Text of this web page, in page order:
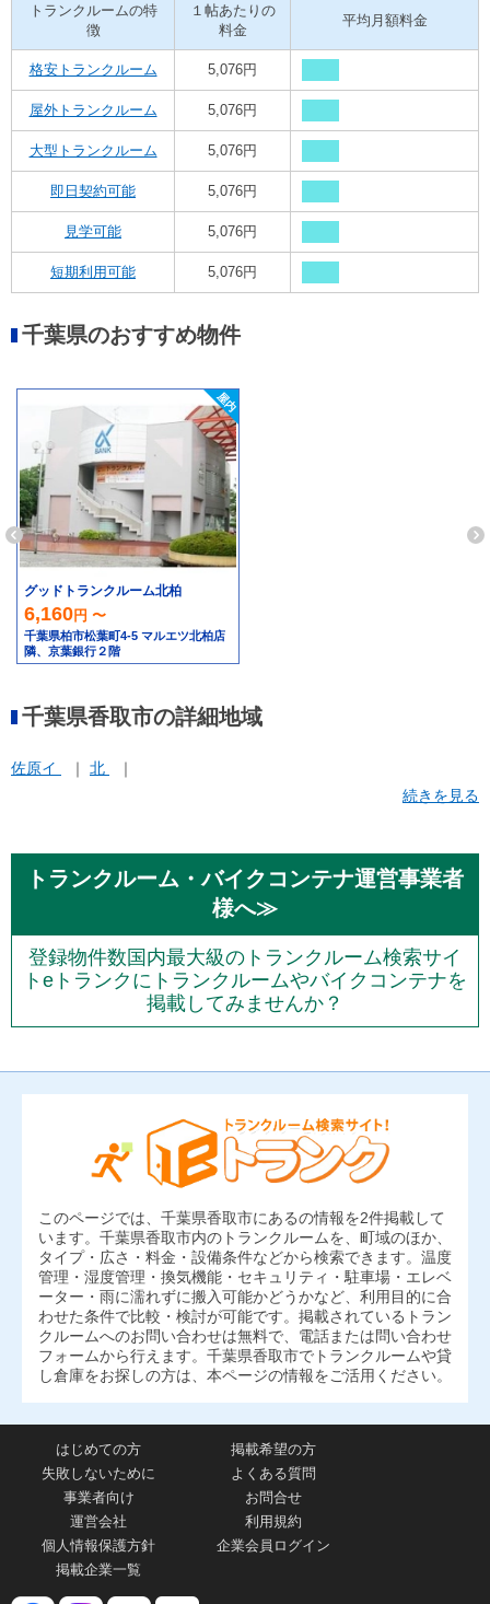
トランクルームの特
徴
１帖あたりの
料金
平均月額料金
格安トランクルーム 5,076円
屋外トランクルーム 5,076円
大型トランクルーム 5,076円
即日契約可能 5,076円
見学可能 5,076円
短期利用可能 5,076円
千葉県のおすすめ物件
グッドトランクルーム北柏
6,160円 〜
千葉県柏市松葉町4-5 マルエツ北柏店
隣、京葉銀行２階
千葉県香取市の詳細地域
佐原イ
北
続きを見る
トランクルーム・バイクコンテナ運営事業者
様へ≫
登録物件数国内最大級のトランクルーム検索サイ
トeトランクにトランクルームやバイクコンテナを
掲載してみませんか？
このページでは、千葉県香取市にあるの情報を2件掲載して
います。千葉県香取市内のトランクルームを、町域のほか、
タイプ・広さ・料金・設備条件などから検索できます。温度
管理・湿度管理・換気機能・セキュリティ・駐車場・エレベ
ーター・雨に濡れずに搬入可能かどうかなど、利用目的に合
わせた条件で比較・検討が可能です。掲載されているトラン
クルームへのお問い合わせは無料で、電話または問い合わせ
フォームから行えます。千葉県香取市でトランクルームや貸
し倉庫をお探しの方は、本ページの情報をご活用ください。
はじめての方
掲載希望の方
失敗しないために
よくある質問
事業者向け
お問合せ
運営会社
利用規約
個人情報保護方針
企業会員ログイン
掲載企業一覧